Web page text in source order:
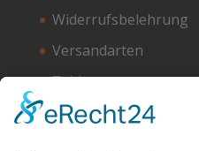
Widerrufsbelehrung
Versandarten
Zahlungsarten